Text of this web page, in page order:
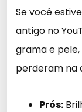
Se você
antigo no
grama e
perderam na
Prós: